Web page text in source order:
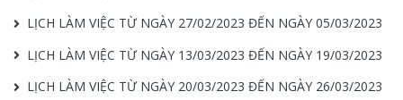
LỊCH LÀM VIỆC TỪ NGÀY 27/02/2023 ĐẾN NGÀY 05/03/2023
LỊCH LÀM VIỆC TỪ NGÀY 13/03/2023 ĐẾN NGÀY 19/03/2023
LỊCH LÀM VIỆC TỪ NGÀY 20/03/2023 ĐẾN NGÀY 26/03/2023